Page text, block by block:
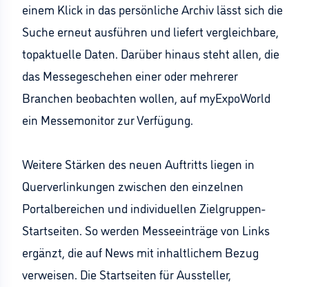
einem Klick in das persönliche Archiv lässt sich die
Suche erneut ausführen und liefert vergleichbare,
topaktuelle Daten. Darüber hinaus steht allen, die
das Messegeschehen einer oder mehrerer
Branchen beobachten wollen, auf myExpoWorld
ein Messemonitor zur Verfügung.
Weitere Stärken des neuen Auftritts liegen in
Querverlinkungen zwischen den einzelnen
Portalbereichen und individuellen Zielgruppen-
Startseiten. So werden Messeeinträge von Links
ergänzt, die auf News mit inhaltlichem Bezug
verweisen. Die Startseiten für Aussteller,